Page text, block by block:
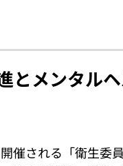
とメンタル
催される「衛生委